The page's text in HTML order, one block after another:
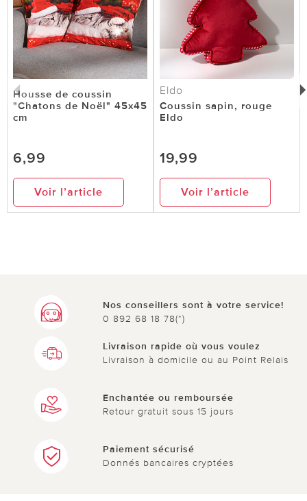
Housse de coussin
"Chatons de Noël" 45x45
cm
6,99
Voir l’article
Eldo
Coussin sapin, rouge
Eldo
19,99
Voir l’article
Nos conseillers sont à votre service!
0 892 68 18 78(*)
Livraison rapide où vous voulez
Livraison à domicile ou au Point Relais
Enchantée ou remboursée
Retour gratuit sous 15 jours
Paiement sécurisé
Donnés bancaires cryptées